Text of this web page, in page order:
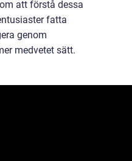
att förstå dessa
fatta
genom
medvetet sätt.